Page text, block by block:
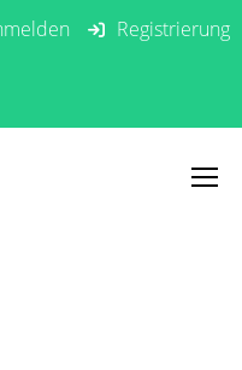
Registrierung